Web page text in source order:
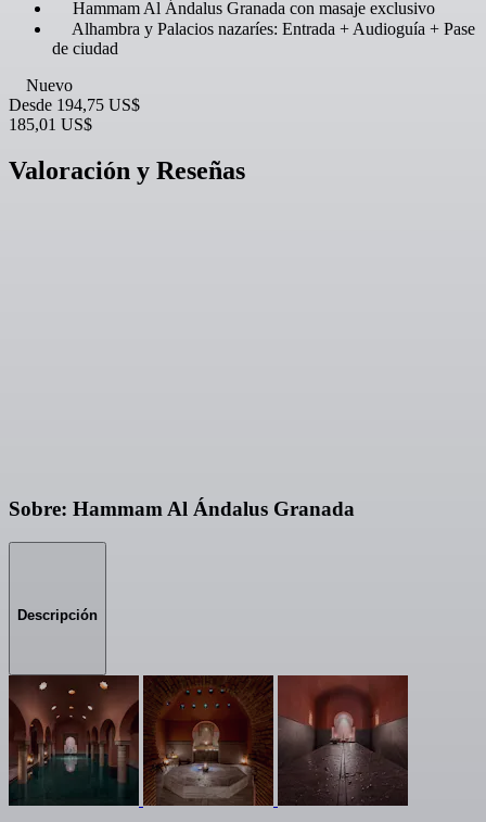
Hammam Al Ándalus Granada con masaje exclusivo
Alhambra y Palacios nazaríes: Entrada + Audioguía + Pase
de ciudad
Nuevo
Desde 194,75 US$
185,01 US$
Valoración y Reseñas
Sobre: Hammam Al Ándalus Granada
Descripción